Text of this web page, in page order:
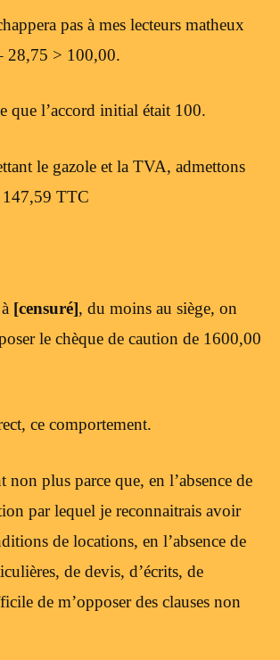
pas à mes lecteurs matheux
28,75 > 100,00.
que l’accord initial était 100.
le gazole et la TVA, admettons
TTC
[censuré], du moins au siège, on
le chèque de caution de 1600,00
ce comportement.
non plus parce que, en l’absence de
par lequel je reconnaitrais avoir
de locations, en l’absence de
de devis, d’écrits, de
de m’opposer des clauses non